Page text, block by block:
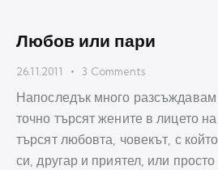
Любов или пари
26.11.2011 3 Comments
Напоследък много разсъждавам
точно търсят жените в лицето
търсят любовта, човекът, с
си, другар и приятел, или просто